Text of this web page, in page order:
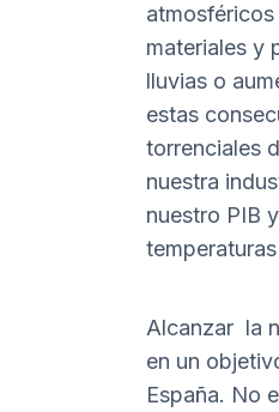
materiales y
lluvias o
estas
torrenciales
nuestra
nuestro PIB
Alcanzar la
en un
España. No